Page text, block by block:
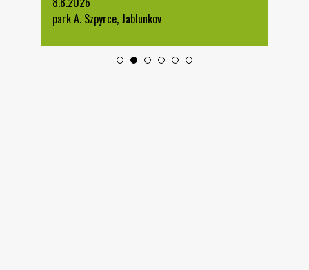
park A. Szpyrce, Jablunkov